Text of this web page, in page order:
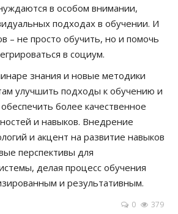
в особом внимании,
подходах в обучении. И
– не просто обучить, но и помочь
в социум.
знания и новые методики
улучшить подходы к обучению и
более качественное
и навыков. Внедрение
и акцент на развитие навыков
перспективы для
делая процесс обучения
и результативным.
0 379